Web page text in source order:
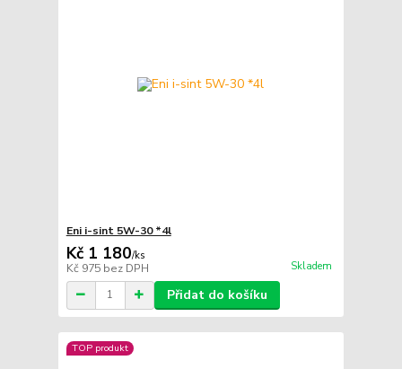
Eni i-sint 5W-30 *4l
Kč 1 180/ks
Kč 975 bez DPH Skladem
Přidat do košíku
TOP produkt